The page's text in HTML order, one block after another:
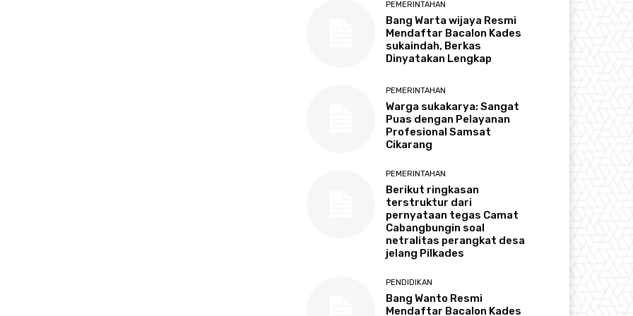
PEMERINTAHAN
Bang Warta wijaya Resmi
Mendaftar Bacalon Kades
sukaindah, Berkas
Dinyatakan Lengkap
PEMERINTAHAN
Warga sukakarya: Sangat
Puas dengan Pelayanan
Profesional Samsat
Cikarang
PEMERINTAHAN
Berikut ringkasan
terstruktur dari
pernyataan tegas Camat
Cabangbungin soal
netralitas perangkat desa
jelang Pilkades
PENDIDIKAN
Bang Wanto Resmi
Mendaftar Bacalon Kades